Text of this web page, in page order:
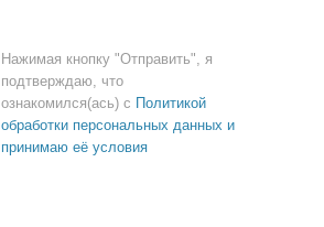
Нажимая кнопку "Отправить", я
подтверждаю, что
ознакомился(ась) с Политикой
обработки персональных данных и
принимаю её условия